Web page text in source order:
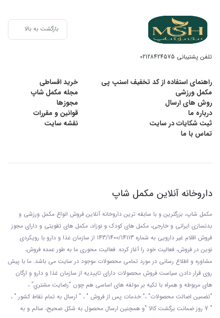
بازگشت به بالا
تلفن پشتیبانی 02128424575
راهنمای استفاده از کد تخفیف اسنپ پی
خرید اقساطی
مکمل ورزشی
مجله مکمل شاپ
روش های ارسال
مجوزها
درباره ما
قوانین و مقررات
ثبت شکایات در سایت
نقشه سایت
تماس با ما
داروخانه آنلاین مکمل شاپ
مکمل شاپ، بزرگترین و با سابقه ترین داروخانه آنلاین فروش انواع مکمل ورزشی و
بدنسازی ایرانی و خارجی، مکمل های کودک و نوزاد، مکمل های تقویتی و دارای مجوز
فروش اقلام غیر دارویی به شماره 143/1400/14113 از
سازمان غذا و دارو با رويکردی
نوين در فروش، فعاليت خود را آغاز کرده. فعاليت محوری ما به طور عمده فروش،
مشاوره و اطلاع رسانی در مورد تمامی محصولات موجود در سایت می باشد. ما با پيش
روی قرار دادن سياست فروش محصولات دارای تاييديه از سازمان غذا و دارو و ارگان
های مربوطه و همراه با تکيه بر مولفه های اساسی هم چون “رضايت مشتري” ،
"تضمين اصالت محصولات" ،" خدمات پس از فروش " ، " ارسال به تمام نقاط کشور " ،
" 7 روز ضمانت برگشت کالا "و همچنين ارسال محصول به شکل صحيح، سالم و به